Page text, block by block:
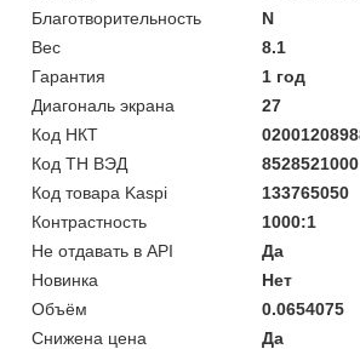
Благотворительность
N
Вес
8.1
Гарантия
1 год
Диагональ экрана
27
Код НКТ
Код ТН ВЭД
8528521000
Код товара Kaspi
133765050
Контрастность
1000:1
Не отдавать в API
Да
Новинка
Нет
Объём
0.0654075
Снижена цена
Да